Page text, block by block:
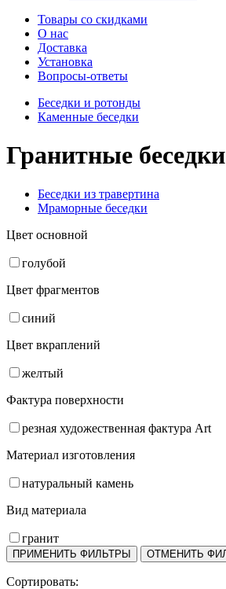
Товары со скидками
О нас
Доставка
Установка
Вопросы-ответы
Беседки и ротонды
Каменные беседки
Гранитные беседки
Беседки из травертина
Мраморные беседки
Цвет основной
голубой
Цвет фрагментов
синий
Цвет вкраплений
желтый
Фактура поверхности
резная художественная фактура Art
Материал изготовления
натуральный камень
Вид материала
гранит
Сортировать: